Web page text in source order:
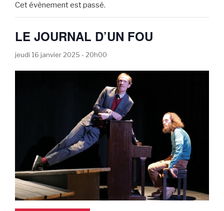
Cet évènement est passé.
LE JOURNAL D’UN FOU
jeudi 16 janvier 2025 - 20h00